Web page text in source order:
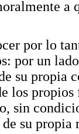
a
por lo
por un
su propia
los propios
sin
su propia